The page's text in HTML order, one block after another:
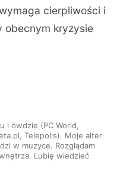
cierpliwości i
obecnym kryzysie
i ówdzie (PC World,
Telepolis). Moje alter
w muzyce. Rozglądam
Lubię wiedzieć